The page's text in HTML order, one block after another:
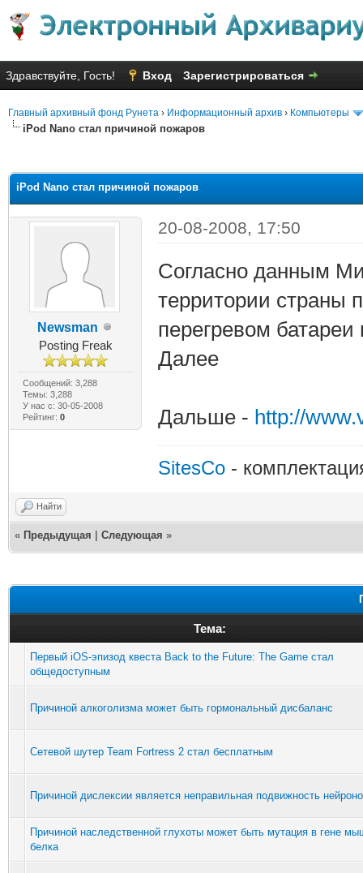
Здравствуйте, Гость! Вход Зарегистрироваться
Главный архивный фонд Рунета › Информационный архив › Компьютеры
iPod Nano стал причиной пожаров
iPod Nano стал причиной пожаров
Newsman
Posting Freak
Сообщений: 3,288
Темы: 3,288
У нас с: 30-05-2008
Рейтинг: 0
20-08-2008, 17:50
Согласно данным
территории страны
перегревом батареи
Далее
Дальше - http://
SitesCo-
Найти
« Предыдущая Следующая »
Тема:
Первый iOS-эпизод квеста Back to the Future: The Game стал
общедоступным
Причиной алкоголизма может быть гормональный дисбаланс
Сетевой шутер Team Fortress 2 стал бесплатным
Причиной дислексии является неправильная подвижность
Причиной наследственной глухоты может быть мутация в гене
белка